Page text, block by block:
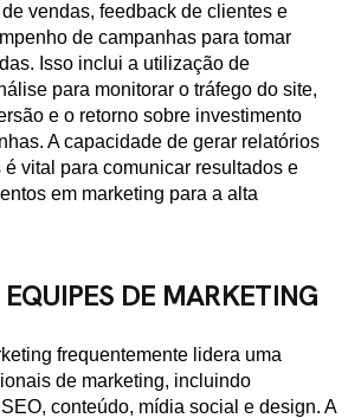
vendas, feedback de clientes e
de campanhas para tomar
Isso inclui a utilização de
para monitorar o tráfego do site,
e o retorno sobre investimento
A capacidade de gerar relatórios
vital para comunicar resultados e
em marketing para a alta
DE MARKETING
frequentemente lidera uma
de marketing, incluindo
conteúdo, mídia social e design. A